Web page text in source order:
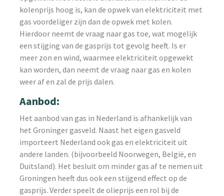
kolenprijs hoog is, kan de opwek van elektriciteit met
gas voordeliger zijn dan de opwek met kolen.
Hierdoor neemt de vraag naar gas toe, wat mogelijk
een stijging van de gasprijs tot gevolg heeft. Is er
meer zon en wind, waarmee elektriciteit opgewekt
kan worden, dan neemt de vraag naar gas en kolen
weer af en zal de prijs dalen.
Aanbod:
Het aanbod van gas in Nederland is afhankelijk van
het Groninger gasveld. Naast het eigen gasveld
importeert Nederland ook gas en elektriciteit uit
andere landen. (bijvoorbeeld Noorwegen, België, en
Duitsland). Het besluit om minder gas af te nemen uit
Groningen heeft dus ook een stijgend effect op de
gasprijs. Verder speelt de olieprijs een rol bij de